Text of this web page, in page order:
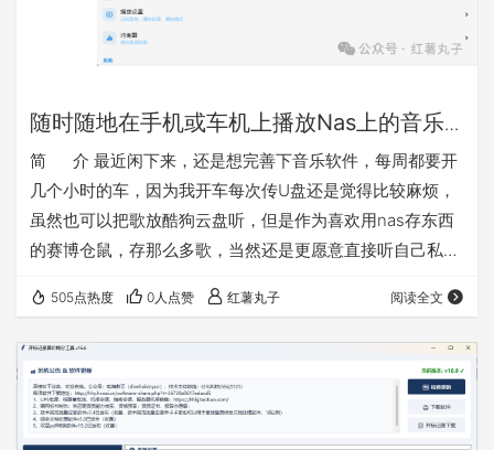
随时随地在手机或车机上播放Nas上的音乐
的简便方法介绍
简 介 最近闲下来，还是想完善下音乐软件，每周都要开
几个小时的车，因为我开车每次传U盘还是觉得比较麻烦，
虽然也可以把歌放酷狗云盘听，但是作为喜欢用nas存东西
的赛博仓鼠，存那么多歌，当然还是更愿意直接听自己私域
版（含车机模式），以后等软件完善了考虑有需要再做一份
鸿蒙版的。其实试过一下mobimusic也是可以用的，但是我
感觉想添加一些功能还是自己做一个更方便，软件主打纯
净，实用，便捷。软件就叫百味音坊把 软件特点： 1、连
接…
505点热度 0人点赞 红薯丸子 阅读全文